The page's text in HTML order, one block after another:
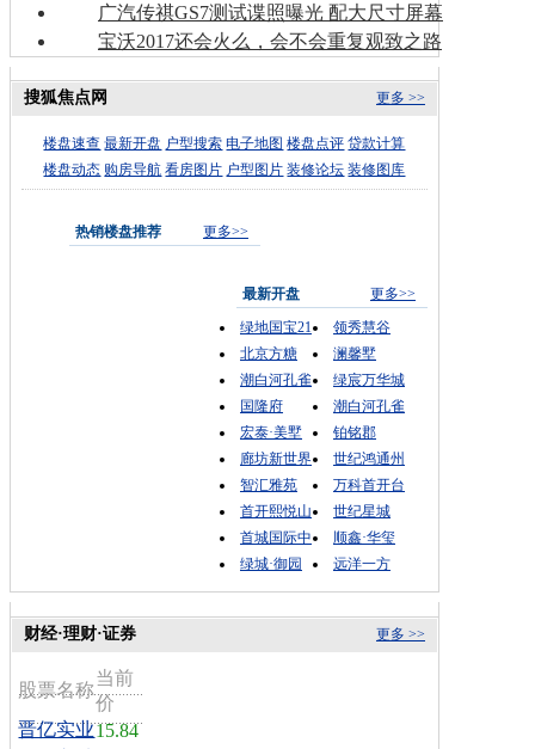
广汽传祺GS7测试谍照曝光 配大尺寸屏幕
宝沃2017还会火么，会不会重复观致之路
更多 >>
搜狐焦点网
楼盘速查 最新开盘 户型搜索 电子地图 楼盘点评 贷款计算
楼盘动态 购房导航 看房图片 户型图片 装修论坛 装修图库
热销楼盘推荐 更多>>
最新开盘
更多>>
绿地国宝21
领秀慧谷
北京方糖
澜馨墅
潮白河孔雀
绿宸万华城
国隆府
潮白河孔雀
宏泰·美墅
铂铭郡
廊坊新世界
世纪鸿通州
智汇雅苑
万科首开台
首开熙悦山
世纪星城
首城国际中
顺鑫·华玺
绿城·御园
远洋一方
更多 >>
财经·理财·证券
股票名称
当前
价
晋亿实业15.84